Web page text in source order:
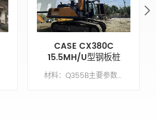
CASE CX380C
15.5MH/U型钢板桩
围堰驱动臂 材料：Q355B主要参数模型CX380C繁荣长度10.5 米臂长5米臂缸类型外贸类型（外国）配重7吨